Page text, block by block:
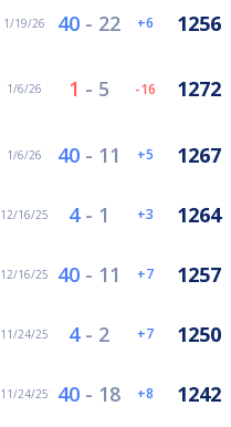
1/19/26 40 - 22 6 1256
1/6/26 1 - 5 -16 1272
1/6/26 40 - 11 5 1267
12/16/25 4- 1 3 1264
12/16/25 40 - 11 7 1257
11/24/25 4- 2 7 1250
11/24/25 40 - 18 8 1242